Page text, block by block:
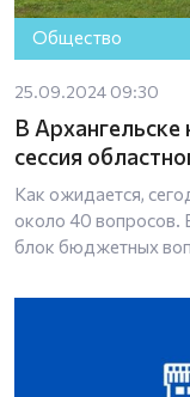
Общество
25.09.2024 09:30
В Архангельске
сессия
Как ожидается,
около 40 вопросов.
блок бюджетных